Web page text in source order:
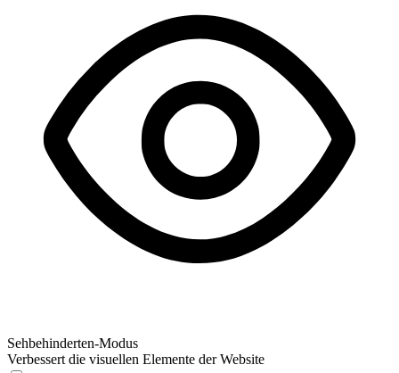
Sehbehinderten-Modus
Verbessert die visuellen Elemente der Website